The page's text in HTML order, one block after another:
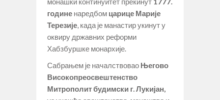
године наредбом царице Марије
Терезије , када је манастир укинут у
оквиру државних реформи
Хабзбуршке монархије.
Сабрањем је началствовао Његово
Високопреосвештенство
Митрополит будимски г. Лукијан